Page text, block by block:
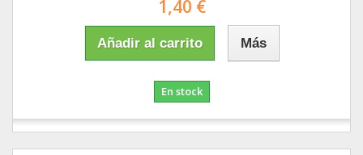
1,40 €
Añadir al carrito Más
En stock